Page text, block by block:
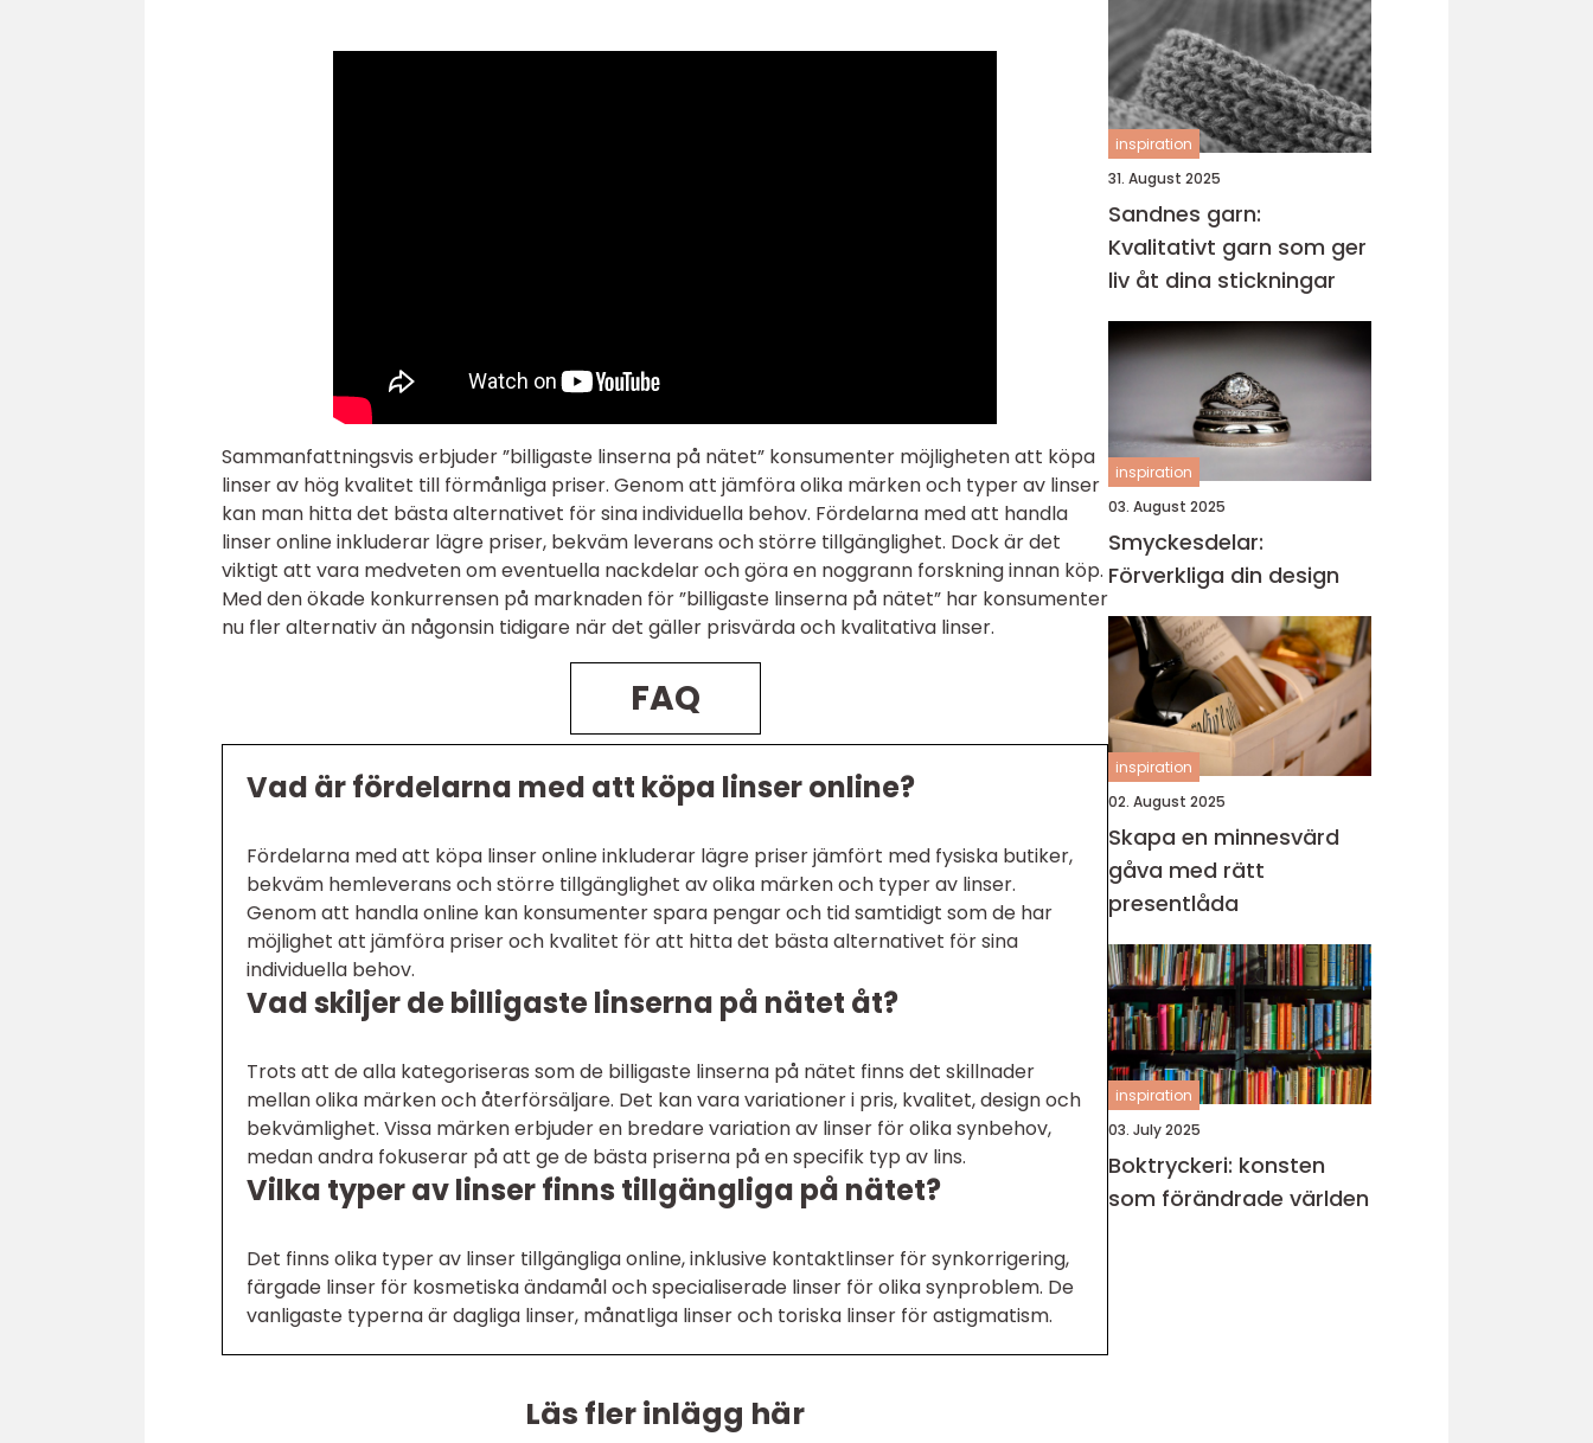
Sammanfattningsvis erbjuder ”billigaste linserna på nätet” konsumenter möjligheten att köpa
linser av hög kvalitet till förmånliga priser. Genom att jämföra olika märken och typer av linser
kan man hitta det bästa alternativet för sina individuella behov. Fördelarna med att handla
linser online inkluderar lägre priser, bekväm leverans och större tillgänglighet. Dock är det
viktigt att vara medveten om eventuella nackdelar och göra en noggrann forskning innan köp.
Med den ökade konkurrensen på marknaden för ”billigaste linserna på nätet” har konsumenter
nu fler alternativ än någonsin tidigare när det gäller prisvärda och kvalitativa linser.
FAQ
Vad är fördelarna med att köpa linser online?
Fördelarna med att köpa linser online inkluderar lägre priser jämfört med fysiska butiker,
bekväm hemleverans och större tillgänglighet av olika märken och typer av linser.
Genom att handla online kan konsumenter spara pengar och tid samtidigt som de har
möjlighet att jämföra priser och kvalitet för att hitta det bästa alternativet för sina
individuella behov.
Vad skiljer de billigaste linserna på nätet åt?
Trots att de alla kategoriseras som de billigaste linserna på nätet finns det skillnader
mellan olika märken och återförsäljare. Det kan vara variationer i pris, kvalitet, design och
bekvämlighet. Vissa märken erbjuder en bredare variation av linser för olika synbehov,
medan andra fokuserar på att ge de bästa priserna på en specifik typ av lins.
Vilka typer av linser finns tillgängliga på nätet?
Det finns olika typer av linser tillgängliga online, inklusive kontaktlinser för synkorrigering,
färgade linser för kosmetiska ändamål och specialiserade linser för olika synproblem. De
vanligaste typerna är dagliga linser, månatliga linser och toriska linser för astigmatism.
Läs fler inlägg här
inspiration
31. August 2025
Sandnes garn:
Kvalitativt garn som ger
liv åt dina stickningar
inspiration
03. August 2025
Smyckesdelar:
Förverkliga din design
inspiration
02. August 2025
Skapa en minnesvärd
gåva med rätt
presentlåda
inspiration
03. July 2025
Boktryckeri: konsten
som förändrade världen